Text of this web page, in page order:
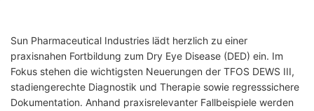
Sun Pharmaceutical Industries lädt herzlich zu einer
praxisnahen Fortbildung zum Dry Eye Disease (DED) ein. Im
Fokus stehen die wichtigsten Neuerungen der TFOS DEWS III,
stadiengerechte Diagnostik und Therapie sowie regresssichere
Dokumentation. Anhand praxisrelevanter Fallbeispiele werden